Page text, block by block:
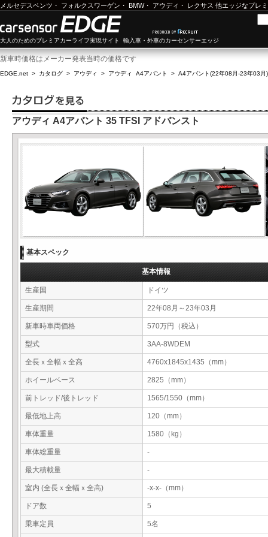
メルセデスベンツ ・ フォルクスワーゲン ・ BMW・ アウディ ・ レクサス 他エッジなプレ
大人のためのプレミアカーライフ実現サイト 輸入車・外車のカーセンサーエッジ
新車時価格はメーカー発表当時の価格です
EDGE.net > カタログ > アウディ > アウディ A4アバント > A4アバント(22年08月-23年03月)
アウディ A4アバント 35 TFSI アドバンスト
基本スペック
基本情報
生産国 ドイツ
生産期間 22年08月～23年03月
新車時車両価格 570万円（税込）
型式 3AA-8WDEM
全長ｘ全幅ｘ全高 4760x1845x1435（mm）
ホイールベース 2825（mm）
前トレッド/後トレッド 1565/1550（mm）
最低地上高 120（mm）
車体重量 1580（kg）
車体総重量 -
最大積載量 -
室内 (全長ｘ全幅ｘ全高) -x-x-（mm）
ドア数 5
乗車定員 5名